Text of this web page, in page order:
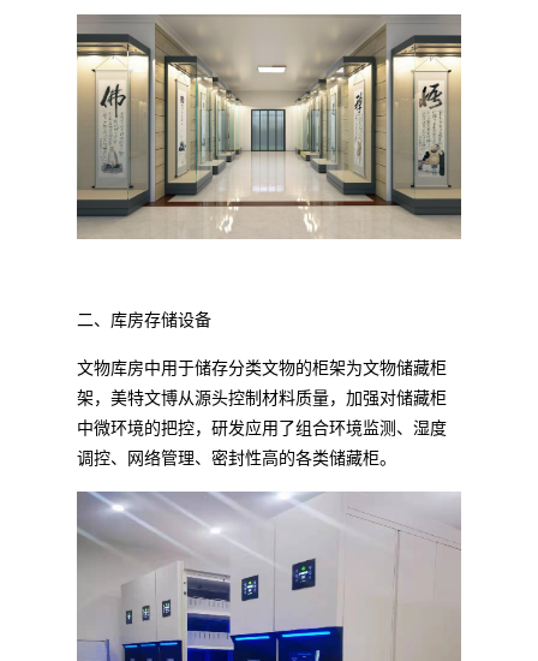
二、库房存储设备
文物库房中用于储存分类文物的柜架为文物储藏柜
架，美特文博从源头控制材料质量，加强对储藏柜
中微环境的把控，研发应用了组合环境监测、湿度
调控、网络管理、密封性高的各类储藏柜。